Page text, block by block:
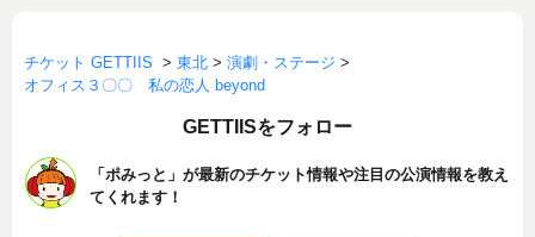
チケット GETTIIS > 東北 > 演劇・ステージ >
オフィス３〇〇 私の恋人 beyond
GETTIISをフォロー
「ポみっと」が最新のチケット情報や注目の公演情報を教え
てくれます！